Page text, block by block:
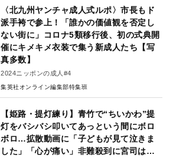
〈北九州ヤンチャ成人式ルポ〉市長もド
派手袴で参上！「誰かの価値観を否定し
ない街に」コロナ5類移行後、初の式典開
催にキメキメ衣装で集う新成人たち【写
真多数】
2024ニッポンの成人#4
集英社オンライン編集部特集班
【姫路・提灯練り】青竹で“ちいかわ”提
灯をバシバシ叩いてあっという間にボロ
ボロ…拡散動画に「子どもが見て泣きま
した」「心が痛い」非難殺到に宮司は…